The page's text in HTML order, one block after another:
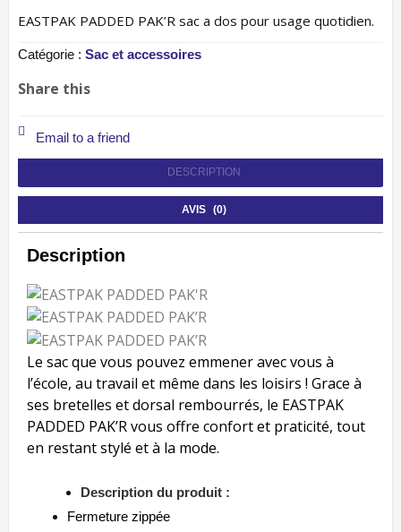
EASTPAK PADDED PAK’R sac a dos pour usage quotidien.
Catégorie : Sac et accessoires
Share this
Email to a friend
DESCRIPTION
AVIS (0)
Description
Le sac que vous pouvez emmener avec vous à
l’école, au travail et même dans les loisirs ! Grace à
ses bretelles et dorsal rembourrés, le EASTPAK
PADDED PAK’R vous offre confort et praticité, tout
en restant stylé et à la mode.
Description du produit :
Fermeture zippée